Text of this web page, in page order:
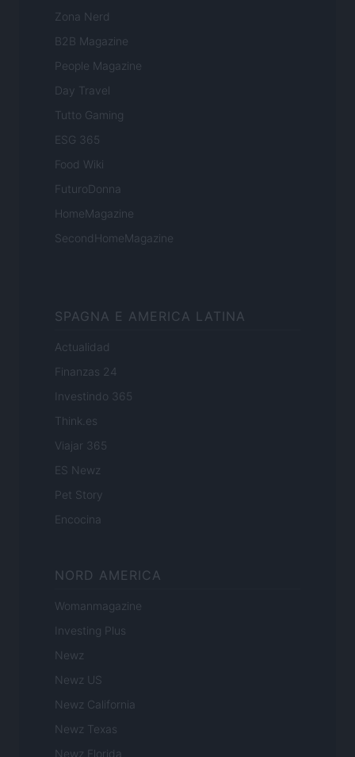
Zona Nerd
B2B Magazine
People Magazine
Day Travel
Tutto Gaming
ESG 365
Food Wiki
FuturoDonna
HomeMagazine
SecondHomeMagazine
SPAGNA E AMERICA LATINA
Actualidad
Finanzas 24
Investindo 365
Think.es
Viajar 365
ES Newz
Pet Story
Encocina
NORD AMERICA
Womanmagazine
Investing Plus
Newz
Newz US
Newz California
Newz Texas
Newz Florida